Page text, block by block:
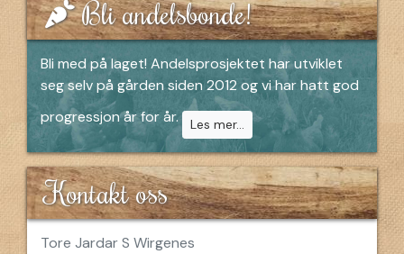
Bli andelsbonde!
Bli med på laget! Andelsprosjektet har utviklet
seg selv på gården siden 2012 og vi har hatt god
progressjon år for år.
Les mer...
Kontakt oss
Tore Jardar S Wirgenes